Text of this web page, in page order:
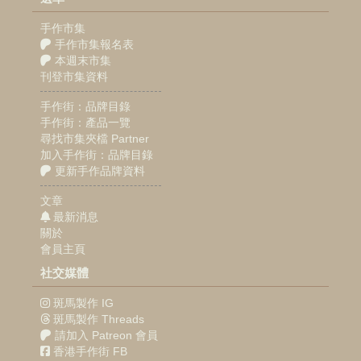
手作市集
手作市集報名表
本週末市集
刊登市集資料
手作街：品牌目錄
手作街：產品一覽
尋找市集夾檔 Partner
加入手作街：品牌目錄
更新手作品牌資料
文章
最新消息
關於
會員主頁
社交媒體
斑馬製作 IG
斑馬製作 Threads
請加入 Patreon 會員
香港手作街 FB